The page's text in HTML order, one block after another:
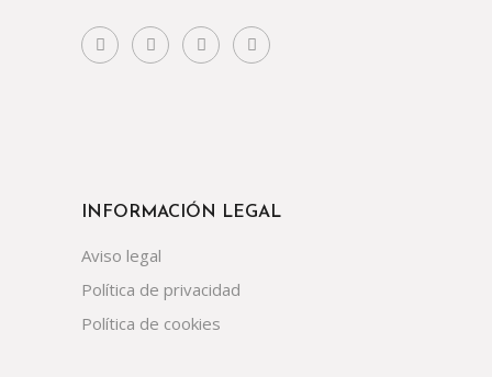
INFORMACIÓN LEGAL
Aviso legal
Política de privacidad
Política de cookies